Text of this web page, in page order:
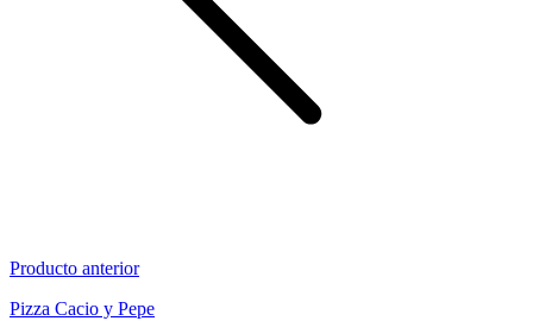
Producto anterior
Pizza Cacio y Pepe